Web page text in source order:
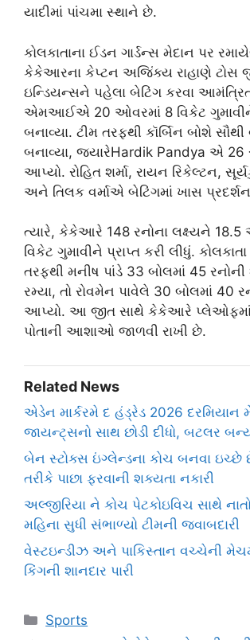
યાદીમાં પાંચમા સ્થાને છે.
કોલકાતાના ઈડન ગાર્ડન્સ મેદાન પર
કેકેઆરના કેપ્ટન અજિંક્ય રાહાણે ટોસ
ઇન્ડિયન્સને પહેલા બેટિંગ કરવા
એમઆઈએ 20 ઓવરમાં 8 વિકેટ
બનાવ્યા. ટીમ તરફથી કૉર્બિન બોશે
બનાવ્યા, જ્યારેHardik Pandya એ 26
આપ્યો. રોહિત શર્મા, રાયન રિકેલ્ટન,
અને તિલક વર્માએ બેટિંગમાં ખાસ
ત્યારે, કેકેઆરે 148 રનોના લક્ષ્યને
વિકેટ ગુમાવીને પ્રાપ્ત કરી લીધું. કોલકાતા
તરફથી મનીષ પાંડે 33 બોલમાં 45 રનોની
રમ્યા, તો રોવમેન પાવેલે 30 બોલમાં 40
આપ્યો. આ જીત સાથે કેકેઆરે પ્લેઓફમાં
પોતાની આશાઓ જાળવી રાખી છે.
Related News
એડેન માર્કરમે દ હંડ્રેડ 2026
જાયન્ટ્સનો સાથ છોડી દીધો, બટલર
બેન સ્ટોક્સ ઇંગ્લેન્ડના કોચ બનવા ઇચ્છે
તરીકે પાછા ફરવાની શક્યતા નકારી
અલ્જીરિયા ને કોચ પેટકોઇવિચ સાથે
મહિના સુધી સંભાળ્યો ટીમની જવાબદારી
વેસ્ટઇન્ડીઝ અને પાકિસ્તાન વચ્ચેની
કિંગની શાનદાર પારી
Categories
Sports